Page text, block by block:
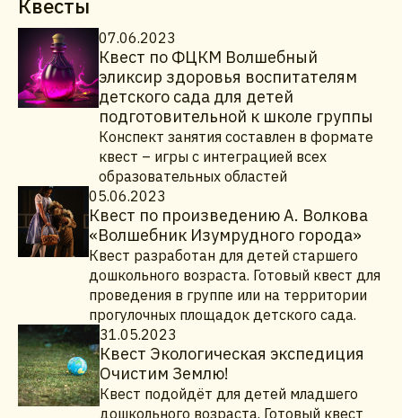
Квесты
07.06.2023
Квест по ФЦКМ Волшебный
эликсир здоровья воспитателям
детского сада для детей
подготовительной к школе группы
Конспект занятия составлен в формате
квест – игры с интеграцией всех
образовательных областей
05.06.2023
Квест по произведению А. Волкова
«Волшебник Изумрудного города»
Квест разработан для детей старшего
дошкольного возраста. Готовый квест для
проведения в группе или на территории
прогулочных площадок детского сада.
31.05.2023
Квест Экологическая экспедиция
Очистим Землю!
Квест подойдёт для детей младшего
дошкольного возраста. Готовый квест